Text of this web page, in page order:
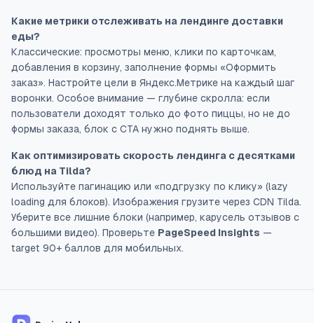
Какие метрики отслеживать на лендинге доставки
еды?
Классические: просмотры меню, клики по карточкам,
добавления в корзину, заполнение формы «Оформить
заказ». Настройте цели в Яндекс.Метрике на каждый шаг
воронки. Особое внимание — глубине скролла: если
пользователи доходят только до фото пиццы, но не до
формы заказа, блок с CTA нужно поднять выше.
Как оптимизировать скорость лендинга с десятками
блюд на Tilda?
Используйте пагинацию или «подгрузку по клику» (lazy
loading для блоков). Изображения грузите через CDN Tilda.
Уберите все лишние блоки (например, карусель отзывов с
большими видео). Проверьте PageSpeed Insights —
target 90+ баллов для мобильных.